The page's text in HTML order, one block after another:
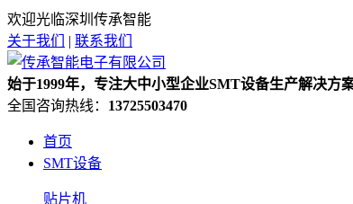
欢迎光临深圳传承智能
关于我们
| 联系我们
始于1999年，专注大中小型企业SMT设备生产解决方
全国咨询热线： 13725503470
首页
SMT设备
贴片机